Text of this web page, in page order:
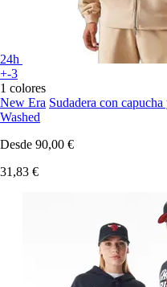
24h
+-3
1 colores
New Era Sudadera con
Washed
Desde 90,00 €
31,83 €